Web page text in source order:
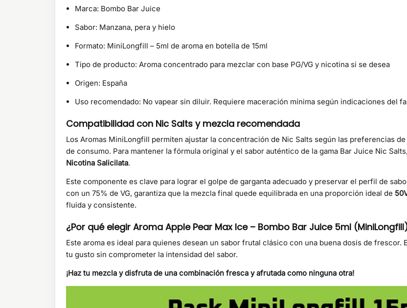
Marca: Bombo Bar Juice
Sabor: Manzana, pera y hielo
Formato: MiniLongfill – 5ml de aroma en botella de 15ml
Tipo de producto: Aroma concentrado para mezclar con base PG/VG y nicotina si se desea
Origen: España
Uso recomendado: No vapear sin diluir. Requiere maceración mínima según indicaciones del
Compatibilidad con Nic Salts y mezcla recomendada
Los Aromas MiniLongfill permiten ajustar la concentración de Nic Salts según las preferencias
de consumo. Para mantener la fórmula original y el sabor auténtico de la gama Bar Juice Nic
Nicotina Salicilata.
Este componente es clave para lograr el golpe de garganta adecuado y preservar el perfil de
con un 75% de VG, garantiza que la mezcla final quede equilibrada en una proporción ideal de
fluida y consistente.
¿Por qué elegir Aroma Apple Pear Max Ice – Bombo Bar Juice 5ml
Este aroma es ideal para quienes desean un sabor frutal clásico con una buena dosis de
tu gusto sin comprometer la intensidad del sabor.
¡Haz tu mezcla y disfruta de una combinación fresca y afrutada como ninguna otra!